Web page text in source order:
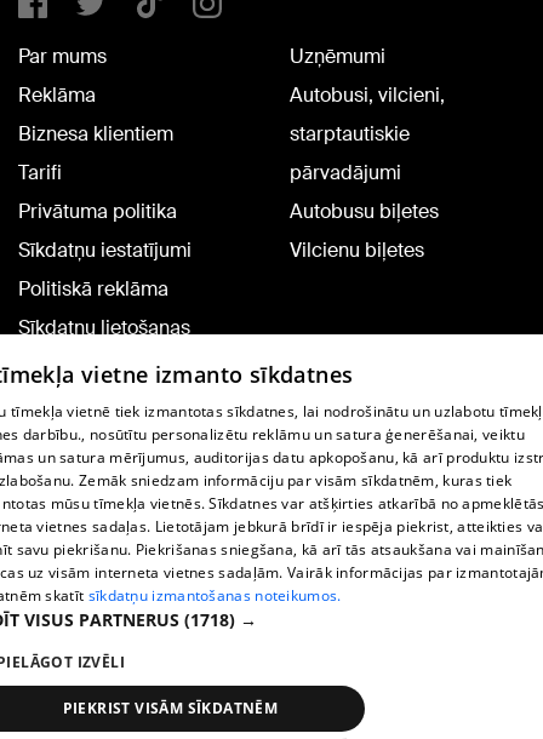
Par mums
Reklāma
Biznesa klientiem
Tarifi
Privātuma politika
Sīkdatņu iestatījumi
Politiskā reklāma
Sīkdatņu lietošanas
noteikumi
Komentāru pievienošana
Uzņēmumi
Autobusi, vilcieni,
starptautiskie
pārvadājumi
Autobusu biļetes
Vilcienu biļetes
TV programma
Līguma noteikumi
360 Ziņu kontakti
Helio Media
Portāla palīdzības dienests: e-pasts -
All rights reserved.
vietne izmanto sīkdatnes
tīmekļa vietnē tiek izmantotas sīkdatnes, lai nodrošinātu un uzlabotu
darbību., nosūtītu personalizētu reklāmu un satura ģenerēšanai, veiktu
un satura mērījumus, auditorijas datu apkopošanu, kā arī produktu
Zemāk sniedzam informāciju par visām sīkdatnēm, kuras tiek
mūsu tīmekļa vietnēs. Sīkdatnes var atšķirties atkarībā no
vietnes sadaļas. Lietotājam jebkurā brīdī ir iespēja piekrist, atteikties
savu piekrišanu. Piekrišanas sniegšana, kā arī tās atsaukšana vai
uz visām interneta vietnes sadaļām. Vairāk informācijas par
skatīt sīkdatņu izmantošanas noteikumos.
VISUS PARTNERUS (1718) →
IZVĒLI
PIEKRIST VISĀM SĪKDATNĒM